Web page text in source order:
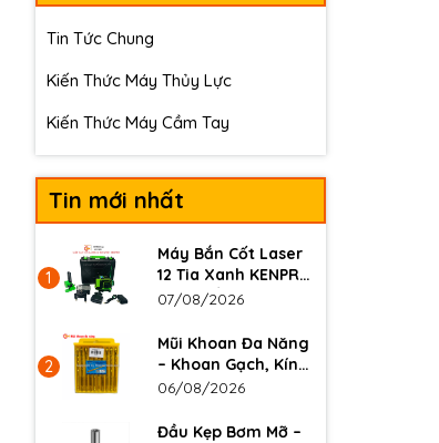
Tin Tức Chung
Kiến Thức Máy Thủy Lực
Kiến Thức Máy Cầm Tay
Tin mới nhất
1
Máy Bắn Cốt Laser
12 Tia Xanh KENPRO
– Cân Bằng Tự Động
07/08/2026
2
Mũi Khoan Đa Năng
– Khoan Gạch, Kính,
Gỗ, Kim Loại Mỏng
Cao
06/08/2026
Đầu Kẹp Bơm Mỡ –